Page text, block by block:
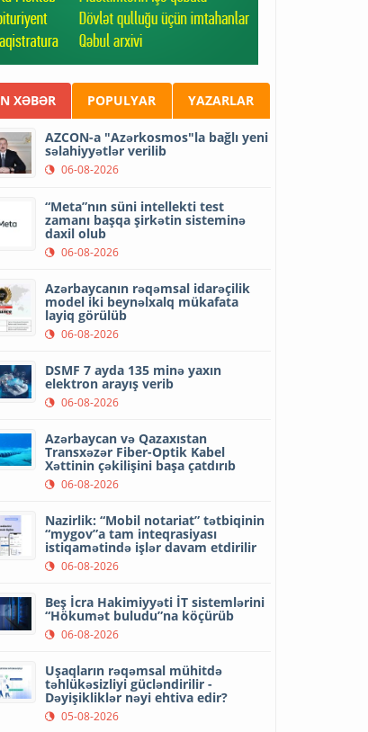
XƏBƏR POPULYAR YAZARLAR
AZCON-a "Azərkosmos"la bağlı yeni
səlahiyyətlər verilib
06-08-2026
“Meta”nın süni intellekti test
zamanı başqa şirkətin sisteminə
daxil olub
06-08-2026
Azərbaycanın rəqəmsal idarəçilik
model iki beynəlxalq mükafata
layiq görülüb
06-08-2026
DSMF 7 ayda 135 minə yaxın
elektron arayış verib
06-08-2026
Azərbaycan və Qazaxıstan
Transxəzər Fiber-Optik Kabel
Xəttinin çəkilişini başa çatdırıb
06-08-2026
Nazirlik: “Mobil notariat” tətbiqinin
“mygov”a tam inteqrasiyası
istiqamətində işlər davam etdirilir
06-08-2026
Beş İcra Hakimiyyəti İT sistemlərini
“Hökumət buludu”na köçürüb
06-08-2026
Uşaqların rəqəmsal mühitdə
təhlükəsizliyi gücləndirilir -
Dəyişikliklər nəyi ehtiva edir?
05-08-2026